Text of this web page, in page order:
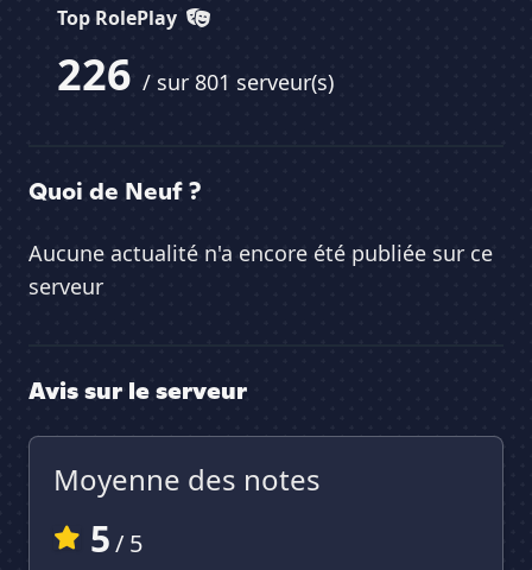
Top RolePlay
226 / sur 801 serveur(s)
Quoi de Neuf ?
Aucune actualité n'a encore été publiée sur ce
serveur
Avis sur le serveur
Moyenne des notes
5/ 5